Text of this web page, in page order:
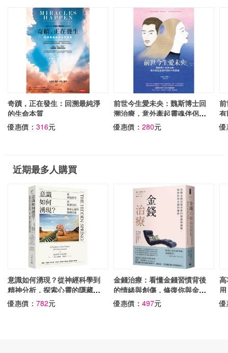
奇蹟，正在發生：回溯最純淨
的生命本質
優惠價： 316元
前世今生愛未央：魏斯博士回
溯治療，意外牽起靈魂伴侶的
今世情緣
優惠價：280元
近期最多人購買
意識如何湧現？從神經科學到
精神分析，探索心靈的隱藏泉
源
優惠價： 782元
金錢治療：看懂金錢習慣背後
的情緒與創傷，修復你與金錢
的關係
優惠價：497元